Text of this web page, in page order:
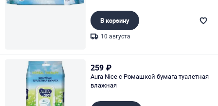
В корзину
10 августа
259 ₽
Aura Nice с Ромашкой бумага туалетная
влажная